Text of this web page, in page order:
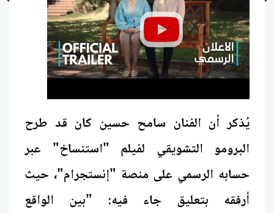
يُذكر أن الفنان سامح حسين كان قد طرح
البرومو التشويقي لفيلم "استنساخ" عبر
حسابه الرسمي على منصة "إنستجرام"، حيث
أرفقه بتعليق جاء فيه: "بين الواقع